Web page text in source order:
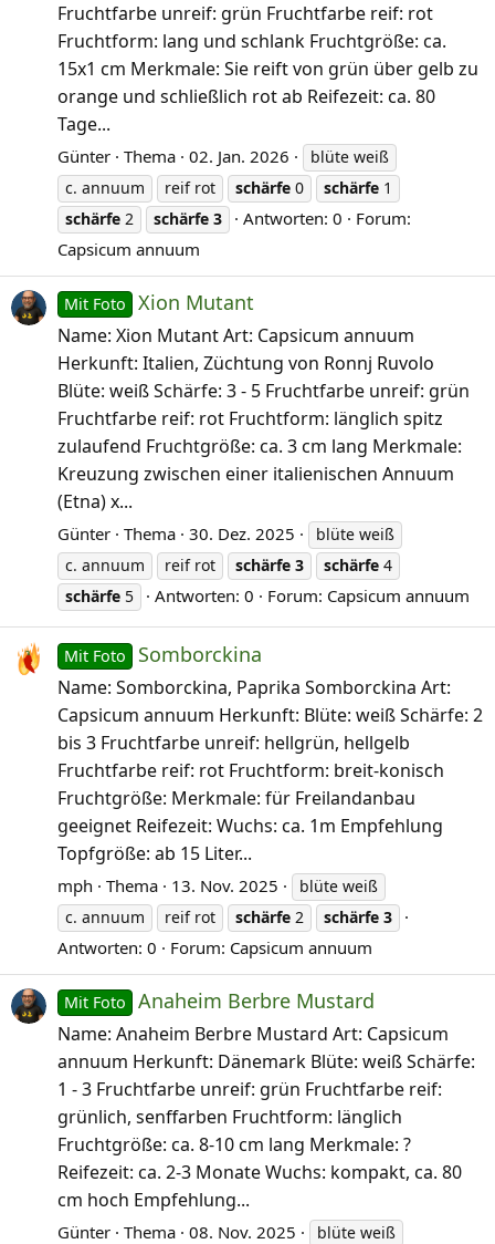
Fruchtfarbe unreif: grün Fruchtfarbe reif: rot
Fruchtform: lang und schlank Fruchtgröße: ca.
15x1 cm Merkmale: Sie reift von grün über gelb zu
orange und schließlich rot ab Reifezeit: ca. 80
Tage...
Günter Thema 02. Jan. 2026
blüte weiß
c. annuum
reif rot schärfe 0 schärfe 1
schärfe 2 schärfe 3 Antworten: 0
Forum:
Capsicum annuum
Mit Foto Xion Mutant
Name: Xion Mutant Art: Capsicum annuum
Herkunft: Italien, Züchtung von Ronnj Ruvolo
Blüte: weiß Schärfe: 3 - 5 Fruchtfarbe unreif: grün
Fruchtfarbe reif: rot Fruchtform: länglich spitz
zulaufend Fruchtgröße: ca. 3 cm lang Merkmale:
Kreuzung zwischen einer italienischen Annuum
(Etna) x...
Günter Thema 30. Dez. 2025
blüte weiß
c. annuum
reif rot schärfe 3 schärfe 4
schärfe 5 Antworten: 0 Forum: Capsicum annuum
Mit Foto Somborckina
Name: Somborckina, Paprika Somborckina Art:
Capsicum annuum Herkunft: Blüte: weiß Schärfe: 2
bis 3 Fruchtfarbe unreif: hellgrün, hellgelb
Fruchtfarbe reif: rot Fruchtform: breit-konisch
Fruchtgröße: Merkmale: für Freilandanbau
geeignet Reifezeit: Wuchs: ca. 1m Empfehlung
Topfgröße: ab 15 Liter...
mph Thema 13. Nov. 2025
blüte weiß
c. annuum
reif rot schärfe 2 schärfe 3
Antworten: 0 Forum: Capsicum annuum
Mit Foto Anaheim Berbre Mustard
Name: Anaheim Berbre Mustard Art: Capsicum
annuum Herkunft: Dänemark Blüte: weiß Schärfe:
1 - 3 Fruchtfarbe unreif: grün Fruchtfarbe reif:
grünlich, senffarben Fruchtform: länglich
Fruchtgröße: ca. 8-10 cm lang Merkmale: ?
Reifezeit: ca. 2-3 Monate Wuchs: kompakt, ca. 80
cm hoch Empfehlung...
Günter Thema 08. Nov. 2025
blüte weiß